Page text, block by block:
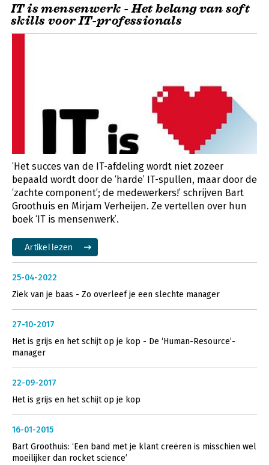
IT is mensenwerk - Het belang van soft
skills voor IT-professionals
‘Het succes van de IT-afdeling wordt niet zozeer
bepaald wordt door de ‘harde’ IT-spullen, maar door de
‘zachte component’; de medewerkers!’ schrijven Bart
Groothuis en Mirjam Verheijen. Ze vertellen over hun
boek ‘IT is mensenwerk’.
Artikel lezen
25-04-2022
Ziek van je baas - Zo overleef je een slechte manager
27-10-2017
Het is grijs en het schijt op je kop - De ‘Human-Resource’-
manager
22-09-2017
Het is grijs en het schijt op je kop
16-01-2015
Bart Groothuis: ‘Een band met je klant creëren is misschien wel
moeilijker dan rocket science’